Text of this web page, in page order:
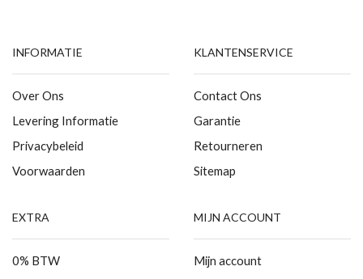
INFORMATIE
Over Ons
Levering Informatie
Privacybeleid
Voorwaarden
KLANTENSERVICE
Contact Ons
Garantie
Retourneren
Sitemap
EXTRA
0% BTW
MIJN ACCOUNT
Mijn account